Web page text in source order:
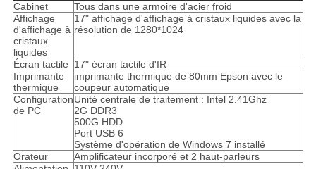
Cabinet
Tous dans une armoire d'acier froid
Affichage
d'affichage à
cristaux
liquides
17" affichage d'affichage à cristaux liquides avec la
résolution de 1280*1024
Écran tactile
17" écran tactile d'IR
Imprimante
thermique
imprimante thermique de 80mm Epson avec le
coupeur automatique
Configuration
de PC
Unité centrale de traitement : Intel 2.41Ghz
2G DDR3
500G HDD
Port USB 6
Système d'opération de Windows 7 installé
Orateur
Amplificateur incorporé et 2 haut-parleurs